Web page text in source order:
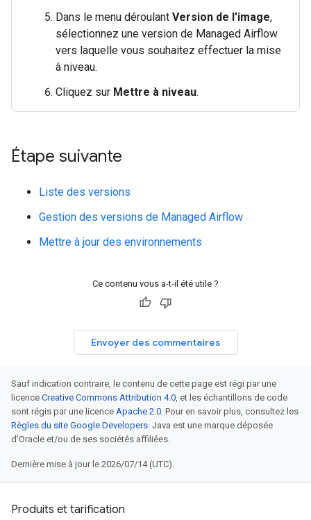
Dans le menu déroulant Version de l'image,
sélectionnez une version de Managed Airflow
vers laquelle vous souhaitez effectuer la mise
à niveau.
Cliquez sur Mettre à niveau.
Étape suivante
Liste des versions
Gestion des versions de Managed Airflow
Mettre à jour des environnements
Ce contenu vous a-t-il été utile ?
Envoyer des commentaires
Sauf indication contraire, le contenu de cette page est régi par une
licence Creative Commons Attribution 4.0, et les échantillons de code
sont régis par une licence Apache 2.0. Pour en savoir plus, consultez les
Règles du site Google Developers. Java est une marque déposée
d'Oracle et/ou de ses sociétés affiliées.
Dernière mise à jour le 2026/07/14 (UTC).
Produits et tarification